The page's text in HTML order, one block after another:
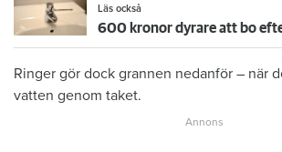
Läs också
Ringer gör dock grannen nedanför – när
vatten genom taket.